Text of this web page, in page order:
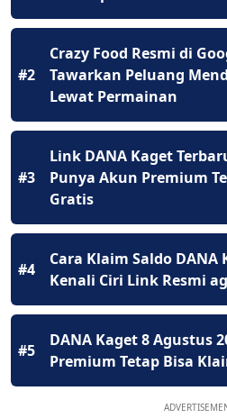
#2
Crazy Food Resmi di
Tawarkan Peluang
Lewat Permainan
#3
Link DANA Kaget
Punya Akun Premium
Gratis
#4
Cara Klaim Saldo DANA
Kenali Ciri Link Resmi
#5
DANA Kaget 8 Agustus
Premium Tetap Bisa